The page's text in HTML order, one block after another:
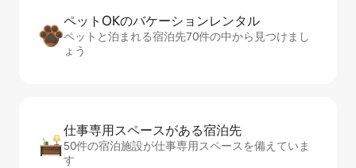
ペットOKのバ⁠ケ⁠ー⁠シ⁠ョ⁠ンレ⁠ン⁠タ⁠ル
ペットと泊まれる宿泊先70件の中から見つけまし
ょう
仕事専用ス⁠ペ⁠ー⁠スがあ⁠る宿⁠泊⁠先
50件の宿泊施設が仕事専用スペースを備えていま
す